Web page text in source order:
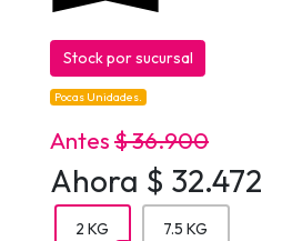
Stock por sucursal
Pocas Unidades.
Antes$ 36.900
Ahora $ 32.472
2 KG 7.5 KG